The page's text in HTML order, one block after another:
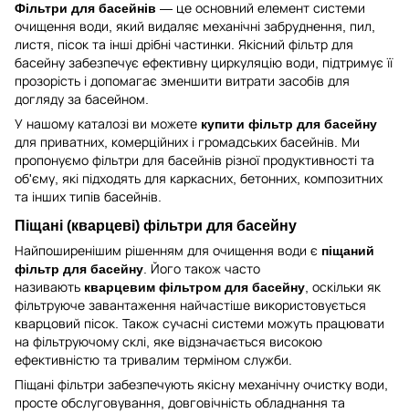
Фільтри для басейнів — це основний елемент системи
очищення води, який видаляє механічні забруднення, пил,
листя, пісок та інші дрібні частинки. Якісний фільтр для
басейну забезпечує ефективну циркуляцію води, підтримує її
прозорість і допомагає зменшити витрати засобів для
догляду за басейном.
У нашому каталозі ви можете купити фільтр для басейну
для приватних, комерційних і громадських басейнів. Ми
пропонуємо фільтри для басейнів різної продуктивності та
об'єму, які підходять для каркасних, бетонних, композитних
та інших типів басейнів.
Піщані (кварцеві) фільтри для басейну
Найпоширенішим рішенням для очищення води є піщаний
фільтр для басейну . Його також часто
називають кварцевим фільтром для басейну , оскільки як
фільтруюче завантаження найчастіше використовується
кварцовий пісок. Також сучасні системи можуть працювати
на фільтруючому склі, яке відзначається високою
ефективністю та тривалим терміном служби.
Піщані фільтри забезпечують якісну механічну очистку води,
просте обслуговування, довговічність обладнання та